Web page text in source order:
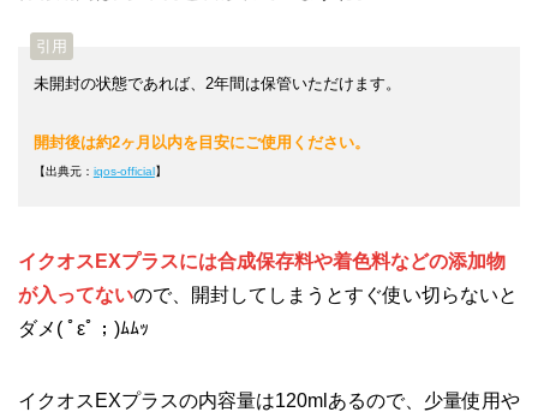
未開封の状態であれば、2年間は保管いただけます。
開封後は約2ヶ月以内を目安にご使用ください。
【出典元： iqos-official】
イクオスEXプラスには合成保存料や着色料などの添加物
が入ってないので、開封してしまうとすぐ使い切らないと
ダメ( ﾟεﾟ；)ﾑﾑｯ
イクオスEXプラスの内容量は120mlあるので、少量使用や